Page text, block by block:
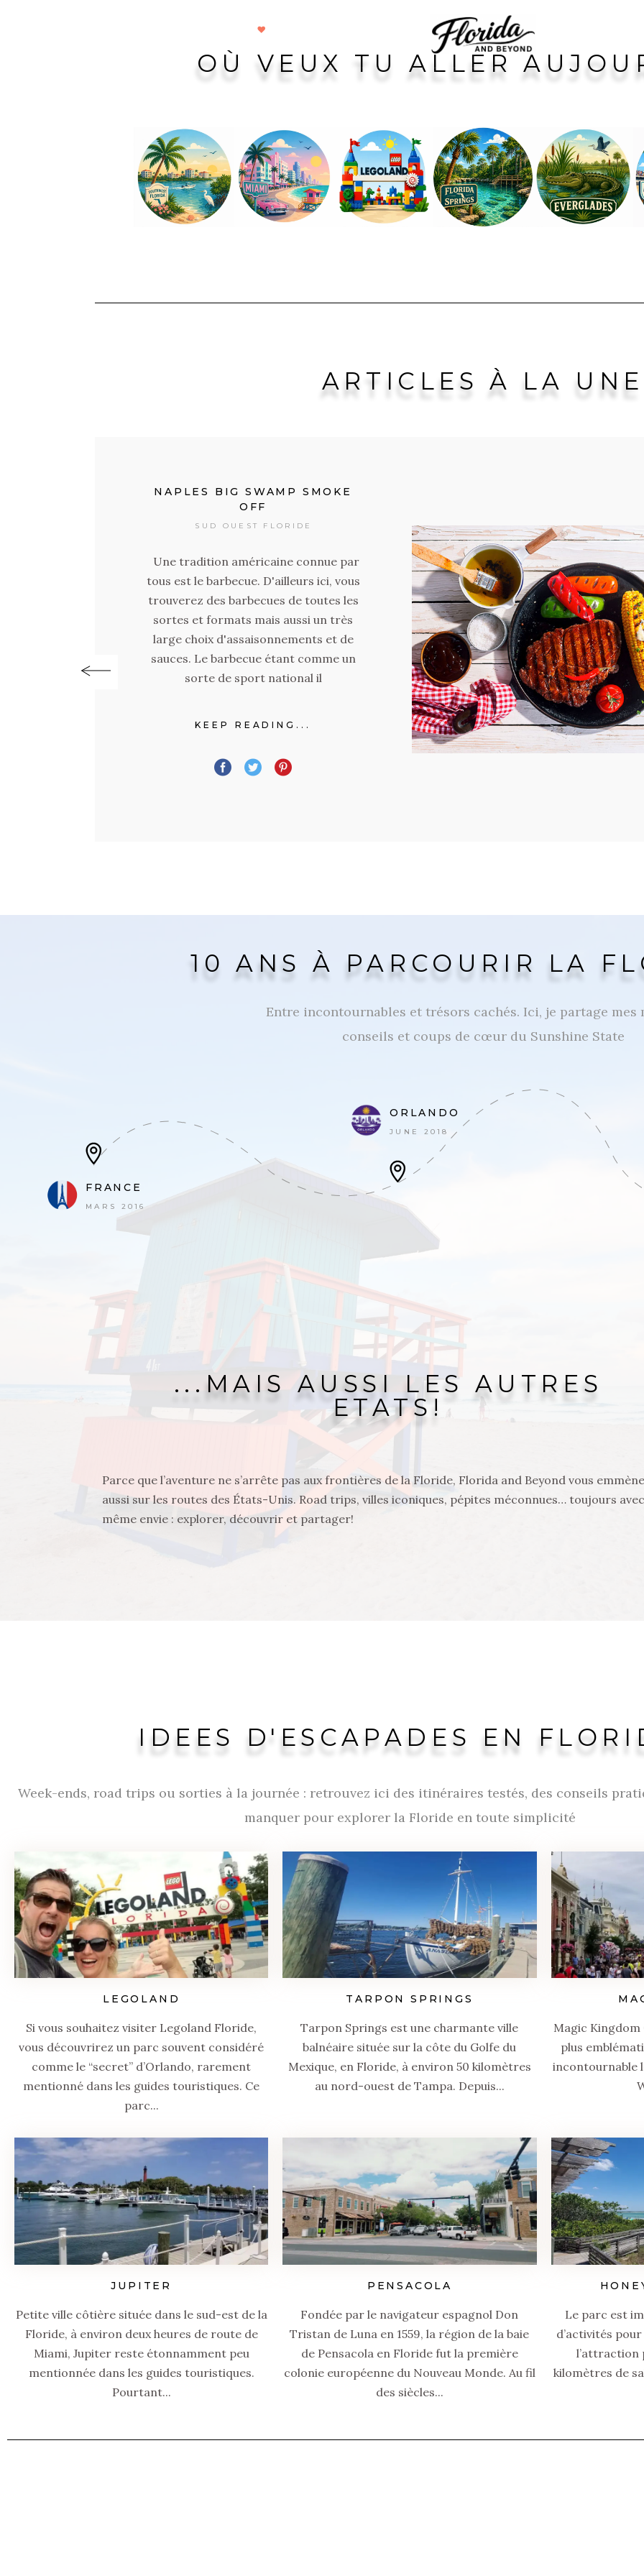
FLORIDE
OÙ VEUX TU ALLER
ARTICLES À LA UNE
VISITER LES CENTRES
COMMERCIAUX DU SUD-
OUEST DE LA FLORIDE
Après l'article sur Miromar Outlets, je
vous propose aujourd'hui de découvrir
6 autres centres commerciaux
incontournables du sud-ouest de la
Floride, situés entre Naples et Fort
Myers. Bien sûr, il en existe d’autres,
KEEP READING...
10 ANS À PARCOURIR LA
Entre incontournables et trésors cachés. Ici, je partage mes
conseils et coups de cœur du Sunshine State
FRANCE
MARS 2016
ORLANDO
JUNE 2018
...MAIS AUSSI LES AUTRES
ETATS!
Parce que l’aventure ne s’arrête pas aux frontières de la Floride, Florida and Beyond vous emmène
aussi sur les routes des États-Unis. Road trips, villes iconiques, pépites méconnues… toujours
même envie : explorer, découvrir et partager!
IDEES D'ESCAPADES EN
Week-ends, road trips ou sorties à la journée : retrouvez ici des itinéraires testés, des conseils
manquer pour explorer la Floride en toute simplicité
LEGOLAND
Si vous souhaitez visiter Legoland Floride,
vous découvrirez un parc souvent considéré
comme le “secret” d’Orlando, rarement
mentionné dans les guides touristiques. Ce
parc...
TARPON SPRINGS
Tarpon Springs est une charmante ville
balnéaire située sur la côte du Golfe du
Mexique, en Floride, à environ 50 kilomètres
au nord-ouest de Tampa. Depuis...
Magic Kingdom
plus
incontournable
JUPITER
Petite ville côtière située dans le sud-est de la
Floride, à environ deux heures de route de
Miami, Jupiter reste étonnamment peu
mentionnée dans les guides touristiques.
Pourtant...
PENSACOLA
Fondée par le navigateur espagnol Don
Tristan de Luna en 1559, la région de la baie
de Pensacola en Floride fut la première
colonie européenne du Nouveau Monde. Au fil
des siècles...
Le parc est
d’activités
l’attraction
kilomètres de